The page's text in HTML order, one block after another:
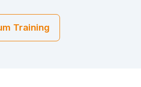
Training